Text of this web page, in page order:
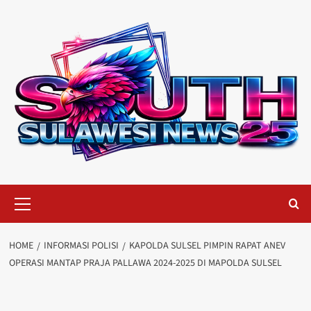
Menu
HOME INFORMASI POLISI
KAPOLDA SULSEL PIMPIN RAPAT ANEV
OPERASI MANTAP PRAJA PALLAWA 2024-2025 DI MAPOLDA SULSEL